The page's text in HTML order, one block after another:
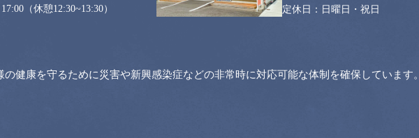
（休憩12:30~13:30）
日曜日・祝日
健康を守るために災害や新興感染症などの非常時に対応可能な体制を確保しています。